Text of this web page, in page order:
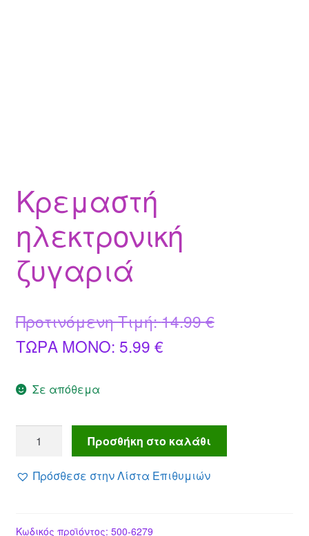
Κρεμαστή
ηλεκτρονική
ζυγαριά
Προτινόμενη Τιμή:14.99€Original
ΤΩΡΑ MONO: 5.99 €Η
είναι:
5.99 €.
Σε απόθεμα
ηλεκτρονική
ζυγαριά
ποσότητα
Προσθήκη στο καλάθι
Πρόσθεσε στην Λίστα Επιθυμιών
Κωδικός προϊόντος: 500-6279